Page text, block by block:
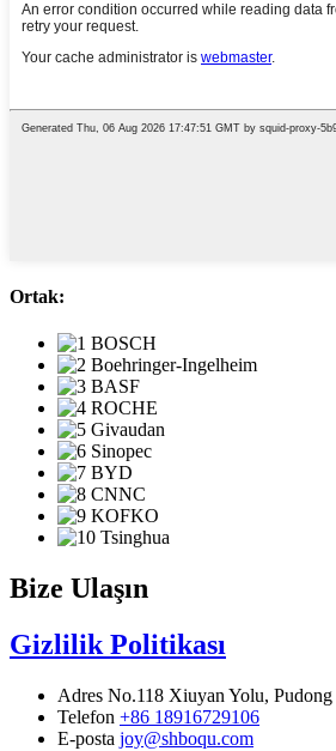
Ortak:
Bize Ulaşın
Gizlilik Politikası
Adres No.118 Xiuyan Yolu,
Telefon +86 18916729106
E-posta joy@shboqu.com